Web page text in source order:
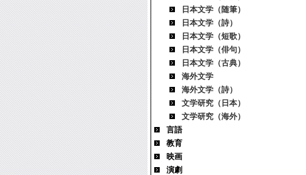
日本文学（随筆）
日本文学（詩）
日本文学（短歌）
日本文学（俳句）
日本文学（古典）
海外文学
海外文学（詩）
文学研究（日本）
文学研究（海外）
言語
教育
映画
演劇